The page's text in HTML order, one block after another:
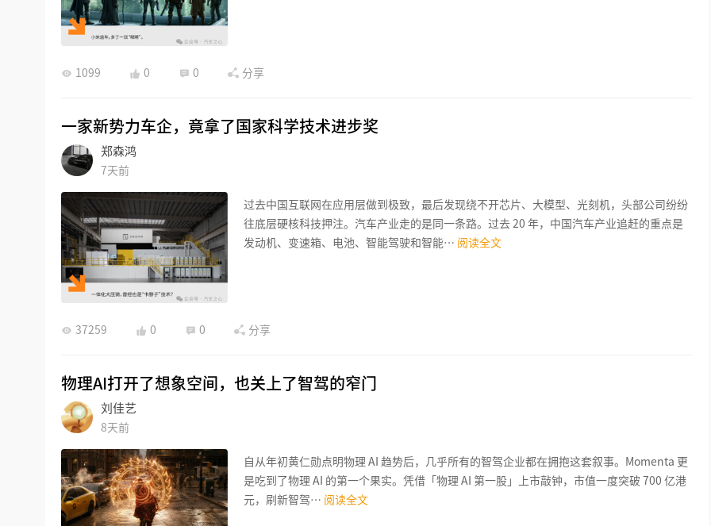
1099 0 0 分享
一家新势力车企，竟拿了国家科学技术进步奖
郑森鸿
7天前
过去中国互联网在应用层做到极致，最后发现绕不开芯片、大模型、光刻机，头部公司纷纷
往底层硬核科技押注。汽车产业走的是同一条路。过去 20 年，中国汽车产业追赶的重点是
发动机、变速箱、电池、智能驾驶和智能… 阅读全文
37259 0 0 分享
物理AI打开了想象空间，也关上了智驾的窄门
刘佳艺
8天前
自从年初黄仁勋点明物理 AI 趋势后，几乎所有的智驾企业都在拥抱这套叙事。Momenta 更
是吃到了物理 AI 的第一个果实。凭借「物理 AI 第一股」上市敲钟，市值一度突破 700 亿港
元，刷新智驾… 阅读全文